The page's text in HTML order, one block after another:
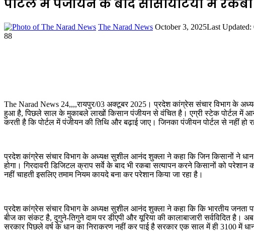
पोर्टल में पंजीयन के बाद सोसायटियों में
The Narad News Send
October 3, 2025Last Updated:
88
The Narad News 24,,,,रायपुर/03 अक्टूबर 2025। प्रदेश कांग्रेस संचार विभाग के
हुआ है, पिछले साल के मुकाबले लाखों किसान पंजीयन से वंचित है। एग्री स्टेक पोर्टल में आने
करती है कि पोर्टल में पंजीयन की तिथि और बढ़ाई जाए। जिनका पंजीयन पोर्टल से नहीं
प्रदेश कांग्रेस संचार विभाग के अध्यक्ष सुशील आनंद शुक्ला ने कहा कि जिन किसानों ने
होगा। गिरदावरी डिजिटल क्राप सर्वे के बाद भी रकबा सत्यापन करने किसानों को
नहीं चाहती इसलिए तमाम नियम कायदे बना कर परेशान किया जा रहा है।
प्रदेश कांग्रेस संचार विभाग के अध्यक्ष सुशील आनंद शुक्ला ने कहा कि कि भारतीय जनता
बीज का संकट है, दुगुने-तिगुने दाम पर डीएपी और यूरिया की कालाबाजारी सर्वविदित है।
सरकार पिछले वर्ष के धान का निराकरण नहीं कर पाई है सरकार एक साल में ही 3100 में